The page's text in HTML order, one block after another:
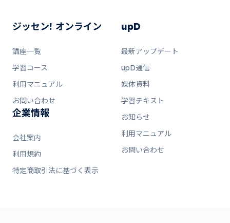
ジッセン! オンライン
講座一覧
学習コース
利用マニュアル
お問い合わせ
企業情報
会社案内
利用規約
特定商取引法に基づく表示
upD
最新アップデート
upD通信
媒体資料
学習テキスト
お知らせ
利用マニュアル
お問い合わせ